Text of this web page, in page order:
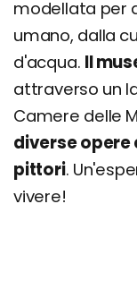
modellata per
umano, dalla
d'acqua. Il
attraverso un
Camere delle
diverse opere
pittori.
vivere!